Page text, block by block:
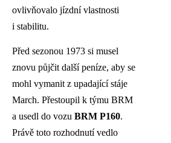
ovlivňovalo jízdní vlastnosti
i stabilitu.
Před sezonou 1973 si musel
znovu půjčit další peníze, aby se
mohl vymanit z upadající stáje
March. Přestoupil k týmu BRM
a usedl do vozu BRM P160.
Právě toto rozhodnutí vedlo